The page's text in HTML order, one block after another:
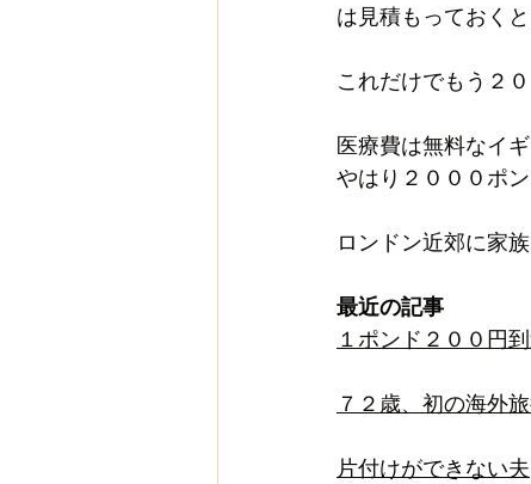
は見積もっておくと
これだけでもう２
医療費は無料なイ
やはり２０００ポ
ロンドン近郊に家
最近の記事
１ポンド２００円
７２歳、初の海外
片付けができない夫